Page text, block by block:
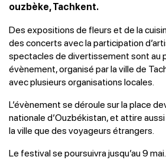
ouzbèke, Tachkent.
Des expositions de fleurs et de la
des concerts avec la participation
spectacles de divertissement sont au
évènement, organisé par la ville de
avec plusieurs organisations locales.
L’évènement se déroule sur la place
nationale d’Ouzbékistan, et attire
la ville que des voyageurs étrangers.
Le festival se poursuivra jusqu’au 9 mai.